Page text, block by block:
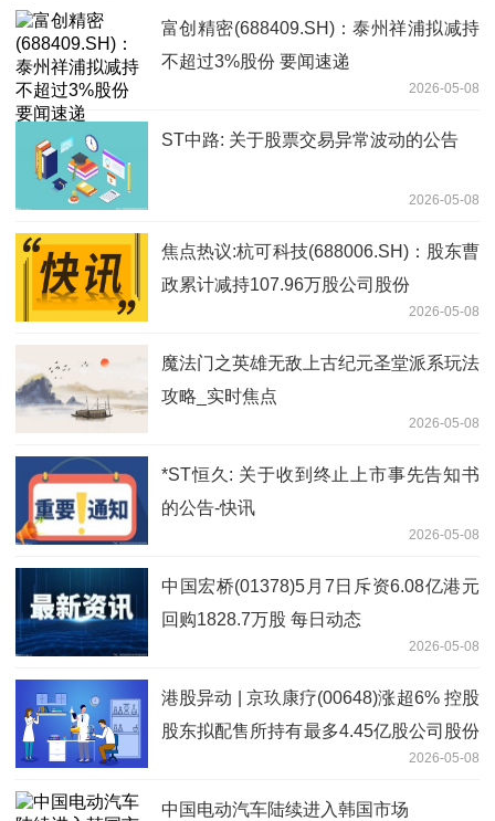
富创精密(688409.SH)：泰州祥浦拟减持
不超过3%股份 要闻速递
2026-05-08
ST中路: 关于股票交易异常波动的公告
2026-05-08
焦点热议:杭可科技(688006.SH)：股东曹
政累计减持107.96万股公司股份
2026-05-08
魔法门之英雄无敌上古纪元圣堂派系玩法
攻略_实时焦点
2026-05-08
*ST恒久: 关于收到终止上市事先告知书
的公告-快讯
2026-05-08
中国宏桥(01378)5月7日斥资6.08亿港元
回购1828.7万股 每日动态
2026-05-08
港股异动 | 京玖康疗(00648)涨超6% 控股
股东拟配售所持有最多4.45亿股公司股份
2026-05-08
中国电动汽车陆续进入韩国市场